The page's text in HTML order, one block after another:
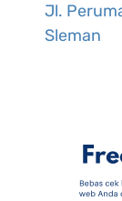
Jl.
Sleman